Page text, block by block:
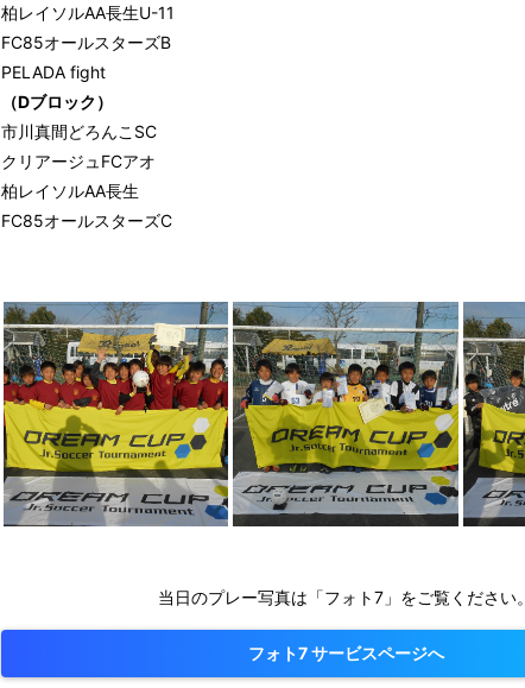
柏レイソルAA長生U-11
FC85オールスターズB
PELADA fight
（Dブロック）
市川真間どろんこSC
クリアージュFCアオ
柏レイソルAA長生
FC85オールスターズC
当日のプレー写真は「フォト7」をご覧ください。
フォト7 サービスページへ